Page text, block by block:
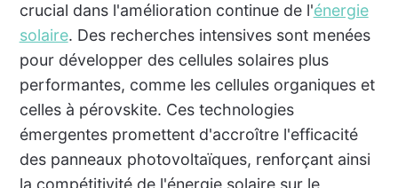
crucial dans l'amélioration continue de l'énergie
solaire. Des recherches intensives sont menées
pour développer des cellules solaires plus
performantes, comme les cellules organiques et
celles à pérovskite. Ces technologies
émergentes promettent d'accroître l'efficacité
des panneaux photovoltaïques, renforçant ainsi